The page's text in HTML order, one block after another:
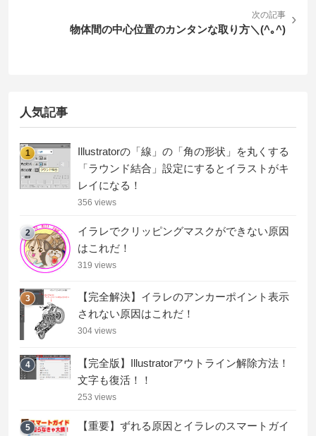
次の記事
物体間の中心位置のカンタンな取り方＼(^｡^)
›
人気記事
1
Illustratorの「線」の「角の形状」を丸くする
「ラウンド結合」設定にするとイラストがキ
レイになる！
356 views
2
イラレでクリッピングマスクができない原因
はこれだ！
319 views
3
【完全解決】イラレのアンカーポイント表示
されない原因はこれだ！
304 views
4
【完全版】Illustratorアウトライン解除方法！
文字も復活！！
253 views
5
【重要】ずれる原因とイラレのスマートガイ